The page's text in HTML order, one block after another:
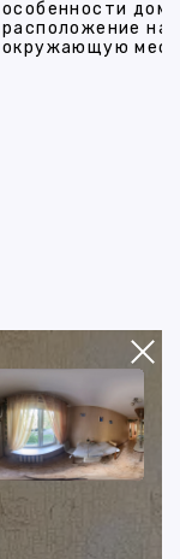
особенности
расположение на
окружающую